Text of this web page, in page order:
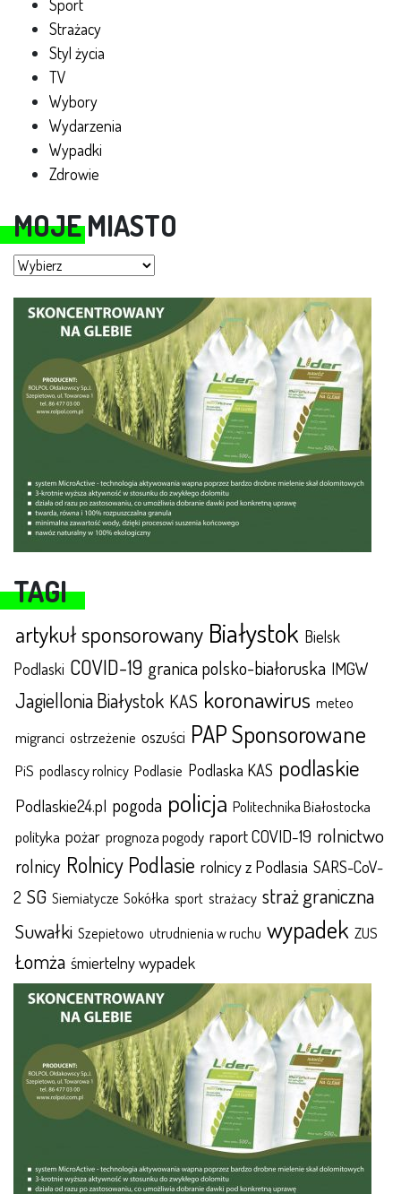
Sport
Strażacy
Styl życia
TV
Wybory
Wydarzenia
Wypadki
Zdrowie
MOJE MIASTO
Moje miasto
TAGI
artykuł sponsorowany Białystok Bielsk
Podlaski COVID-19 granica polsko-białoruska IMGW
Jagiellonia Białystok KAS koronawirus meteo
migranci ostrzeżenie oszuści PAP Sponsorowane
PiS podlascy rolnicy Podlasie Podlaska KAS podlaskie
Podlaskie24.pl pogoda policja Politechnika Białostocka
polityka pożar prognoza pogody raport COVID-19 rolnictwo
rolnicy Rolnicy Podlasie rolnicy z Podlasia SARS-CoV-
2 SG Siemiatycze Sokółka sport strażacy straż graniczna
Suwałki Szepietowo utrudnienia w ruchu wypadek ZUS
Łomża śmiertelny wypadek